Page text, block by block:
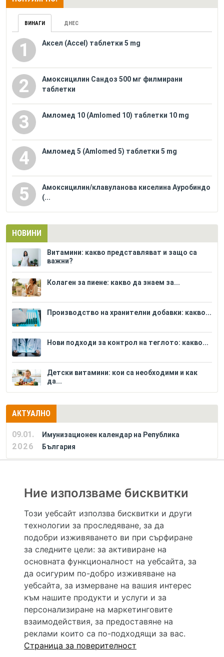
ВИНАГИ ДНЕС
1 Аксел (Accel) таблетки 5 mg
2
Амоксицилин Сандоз 500 мг филмирани
таблетки
3 Амломед 10 (Amlomed 10) таблетки 10 mg
4 Амломед 5 (Amlomed 5) таблетки 5 mg
5
Амоксицилин/клавуланова киселина Ауробиндо
(...
НОВИНИ
Витамини: какво представляват и защо са
важни?
Колаген за пиене: какво да знаем за...
Производство на хранителни добавки: какво...
Нови подходи за контрол на теглото: какво...
Детски витамини: кои са необходими и как
да...
АКТУАЛНО
09.01.
2026
Имунизационен календар на Република
България
Hapche.bg НЕ е медицински, зравен или сроден специалист и НЕ дава медицински
консултации и здравни съвети. Hapche.bg НЕ се явява медицинска услуга и НЕ
осигурява диагноза и лечение. Hapche.bg НЕ препоръчва медицински и други здравни и
сродни специалисти и заведения. Hapche.bg НЕ търгува с лекарствени продукти и
хранителни добавки. Информацията, публикувана в Hapche.bg, е предназначена да служи
само и единствено за справочни цели. Същата се предоставя без всякаква гаранция за
актуалност, изчерпателност и точност, при все че се полагат всички усилия за обновяване
и допълване на данните и за коригиране на неточностите. При никакви обстоятелства НЕ
се самодиагностицирайте и НЕ се самолекувайте – самодиагностиката и самолечението
могат да бъдат опасни за вашето здраве! При поява на симптом(и) на заболяване
неотложно потърсете правоспособен лекар! Ако преценявате своето (нечие) състояние
като спешно, позвънете на денонощния безплатен общоевропейски телефонен номер за
спешни повиквания 112 за връзка с местния център за спешна медицинска помощ!
Ние използваме бисквитки
Този уебсайт използва бисквитки и други
технологии за проследяване, за да
подобри изживяването ви при сърфиране
за следните цели: за активиране на
основната функционалност на уебсайта, за
да осигурим по-добро изживяване на
уебсайта, за измерване на вашия интерес
към нашите продукти и услуги и за
персонализиране на маркетинговите
взаимодействия, за предоставяне на
реклами които са по-подходящи за вас.
Страница за поверителност